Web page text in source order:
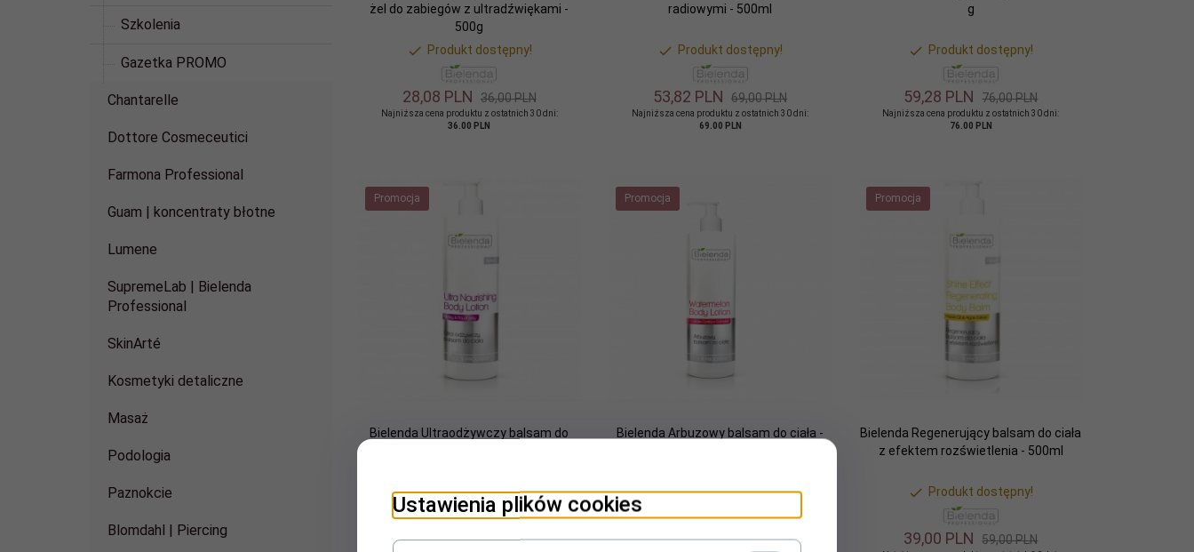
Szkolenia
Gazetka PROMO
Chantarelle
Dottore Cosmeceutici
Farmona Professional
Guam | koncentraty błotne
Lumene
SupremeLab | Bielenda
Professional
SkinArté
Kosmetyki detaliczne
Masaż
Podologia
Paznokcie
Blomdahl | Piercing
żel do zabiegów z ultradźwiękami -
500g
Produkt dostępny!
28,08 PLN 36,00 PLN
Najniższa cena produktu z ostatnich 30 dni:
36.00 PLN
radiowymi - 500ml
Produkt dostępny!
53,82 PLN 69,00 PLN
Najniższa cena produktu z ostatnich 30 dni:
69.00 PLN
g
Produkt dostępny!
59,28 PLN 76,00 PLN
Najniższa cena produktu z ostatnich 30 dni:
76.00 PLN
Promocja
Bielenda Ultraodżywczy balsam do
Produkt dostępny!
46,02PLN 59,00 PLN
Promocja
Bielenda Arbuzowy balsam do ciała -
Produkt dostępny!
35,00PLN 59,00 PLN
Promocja
Bielenda Regenerujący balsam do ciała
z efektem rozświetlenia - 500ml
Produkt dostępny!
39,00 PLN 59,00 PLN
Ustawienia plików cookies